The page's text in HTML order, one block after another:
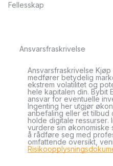
Fellesskap
Ansvarsfraskrivelse
Ansvarsfraskrivelse
medfører betydelig
ekstrem volatilitet og
hele kapitalen din. Bybit
ansvar for eventuelle
Ingenting her utgjør
anbefaling eller et tilbud
holde digitale ressurser.
vurdere sin økonomiske
å rådføre seg med
omfattende oversikt,